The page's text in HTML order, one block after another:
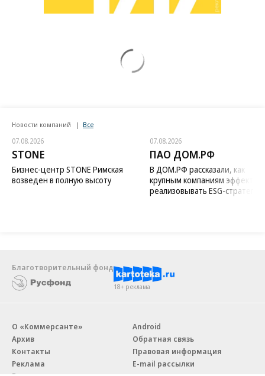
Новости компаний Все
07.08.2026
STONE
Бизнес-центр STONE Римская
возведен в полную высоту
07.08.2026
ПАО ДОМ.РФ
В ДОМ.РФ рассказали, как
крупным компаниям
реализовывать ESG-стратегию
Благотворительный фонд
18+ реклама
О «Коммерсанте»
Архив
Контакты
Реклама
Android
Обратная связь
Правовая информация
E-mail рассылки